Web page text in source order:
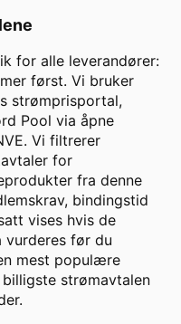
for alle leverandører:
først. Vi bruker
strømprisportal,
Pool via åpne
Vi filtrerer
for
fra denne
bindingstid
vises hvis de
vurderes før du
mest populære
strømavtalen